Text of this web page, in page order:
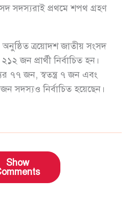
সদস্যরাই প্রথমে শপথ গ্রহণ
অনুষ্ঠিত ত্রয়োদশ জাতীয় সংসদ
জন প্রার্থী নির্বাচিত হন।
৭৭ জন, স্বতন্ত্র ৭ জন এবং
সদস্যও নির্বাচিত হয়েছেন।
Show